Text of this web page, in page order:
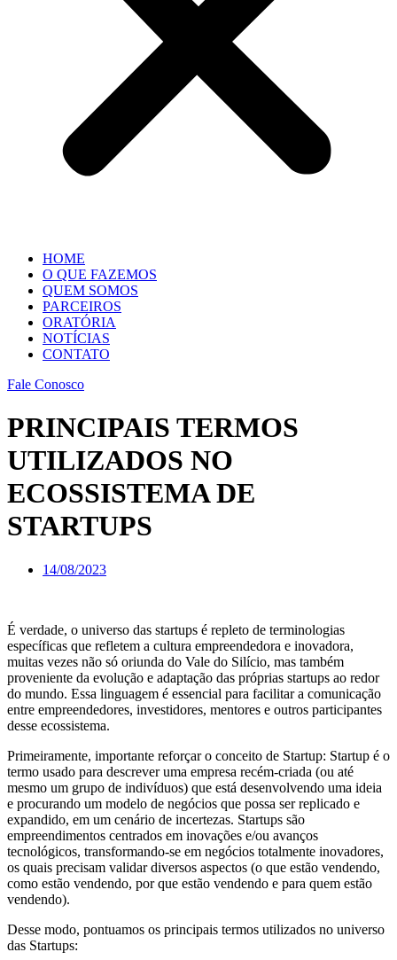
HOME
O QUE FAZEMOS
QUEM SOMOS
PARCEIROS
ORATÓRIA
NOTÍCIAS
CONTATO
Fale Conosco
PRINCIPAIS TERMOS
UTILIZADOS NO
ECOSSISTEMA DE
STARTUPS
14/08/2023
É verdade, o universo das startups é repleto de terminologias
específicas que refletem a cultura empreendedora e inovadora,
muitas vezes não só oriunda do Vale do Silício, mas também
proveniente da evolução e adaptação das próprias startups ao redor
do mundo. Essa linguagem é essencial para facilitar a comunicação
entre empreendedores, investidores, mentores e outros participantes
desse ecossistema.
Primeiramente, importante reforçar o conceito de Startup: Startup é o
termo usado para descrever uma empresa recém-criada (ou até
mesmo um grupo de indivíduos) que está desenvolvendo uma ideia
e procurando um modelo de negócios que possa ser replicado e
expandido, em um cenário de incertezas. Startups são
empreendimentos centrados em inovações e/ou avanços
tecnológicos, transformando-se em negócios totalmente inovadores,
os quais precisam validar diversos aspectos (o que estão vendendo,
como estão vendendo, por que estão vendendo e para quem estão
vendendo).
Desse modo, pontuamos os principais termos utilizados no universo
das Startups: